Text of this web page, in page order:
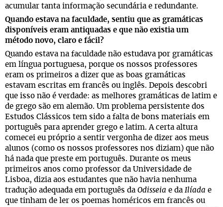
acumular tanta informação secundária e redundante.
Quando estava na faculdade, sentiu que as gramáticas
disponíveis eram antiquadas e que não existia um
método novo, claro e fácil?
Quando estava na faculdade não estudava por gramáticas
em língua portuguesa, porque os nossos professores
eram os primeiros a dizer que as boas gramáticas
estavam escritas em francês ou inglês. Depois descobri
que isso não é verdade: as melhores gramáticas de latim e
de grego são em alemão. Um problema persistente dos
Estudos Clássicos tem sido a falta de bons materiais em
português para aprender grego e latim. A certa altura
comecei eu próprio a sentir vergonha de dizer aos meus
alunos (como os nossos professores nos diziam) que não
há nada que preste em português. Durante os meus
primeiros anos como professor da Universidade de
Lisboa, dizia aos estudantes que não havia nenhuma
tradução adequada em português da Odisseia e da Ilíada e
que tinham de ler os poemas homéricos em francês ou